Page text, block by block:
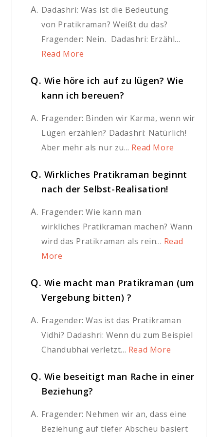
A. Dadashri: Was ist die Bedeutung
von Pratikraman? Weißt du das?
Fragender: Nein. Dadashri: Erzähl...
Read More
Q. Wie höre ich auf zu lügen? Wie
kann ich bereuen?
A. Fragender: Binden wir Karma, wenn wir
Lügen erzählen? Dadashri: Natürlich!
Aber mehr als nur zu... Read More
Q. Wirkliches Pratikraman beginnt
nach der Selbst-Realisation!
A. Fragender: Wie kann man
wirkliches Pratikraman machen? Wann
wird das Pratikraman als rein... Read
More
Q. Wie macht man Pratikraman (um
Vergebung bitten) ?
A. Fragender: Was ist das Pratikraman
Vidhi? Dadashri: Wenn du zum Beispiel
Chandubhai verletzt... Read More
Q. Wie beseitigt man Rache in einer
Beziehung?
A. Fragender: Nehmen wir an, dass eine
Beziehung auf tiefer Abscheu basiert